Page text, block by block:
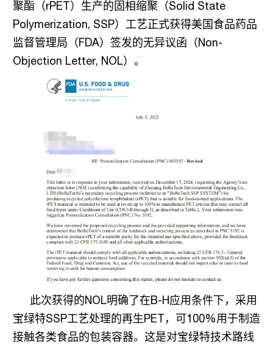
聚酯（rPET ）生产的固相缩聚（Solid State
Polymerization, SSP）工艺正式获得美国食品药品
监督管理局（ FDA）签发的无异议函（ Non-
Objection Letter, NOL）。
此次获得的NOL明确了在B-H应用条件下，采用
宝绿特SSP工艺处理的再生PET ，可 100%用于制造
接触各类食品的包装容器。这是对宝绿特技术路线